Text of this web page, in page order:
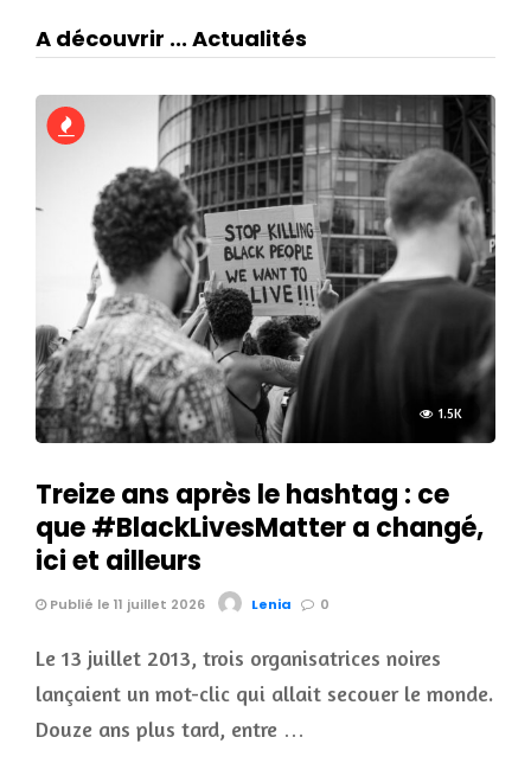
A découvrir ... Actualités
1.5K
Treize ans après le hashtag : ce
que #BlackLivesMatter a changé,
ici et ailleurs
Publié le 11 juillet 2026 Lenia 0
Le 13 juillet 2013, trois organisatrices noires
lançaient un mot-clic qui allait secouer le monde.
Douze ans plus tard, entre …